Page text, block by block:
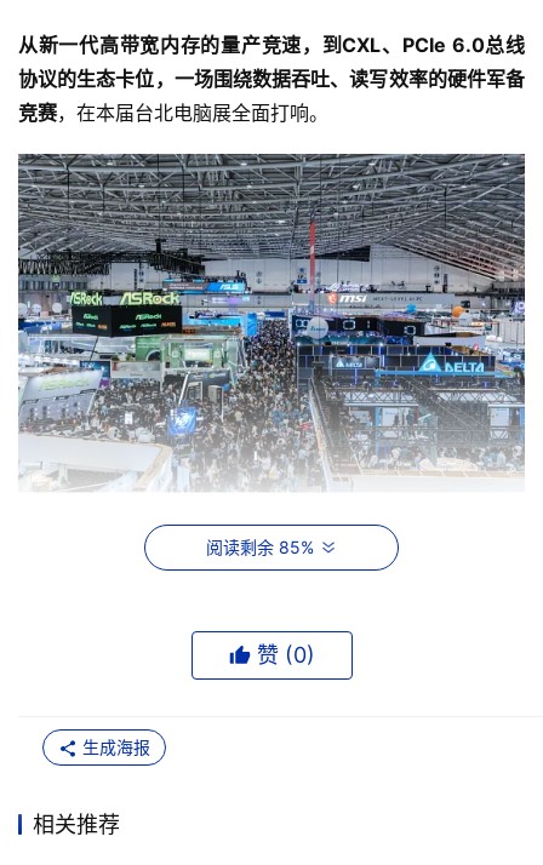
从新一代高带宽内存的量产竞速，到CXL、PCIe 6.0总线
协议的生态卡位，一场围绕数据吞吐、读写效率的硬件军备
竞赛，在本届台北电脑展全面打响。
HBM决战：一场数字游戏的正面硬刚
本届展会上，美光和三星把AI存储最核心的赛道——HBM
——直接拉到了下一代量产的竞争层面。美光率先打出“落
段，36GB 12层堆叠方案可实现较HBM3E两倍的带宽，据
阅读剩余 85%
赞 (0)
生成海报
相关推荐